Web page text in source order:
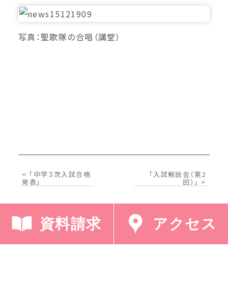
資料請求 アクセス
写真：聖歌隊の合唱（講堂）
< 「中学３次入試合格
発表」
「入試解説会（第2
回）」 >